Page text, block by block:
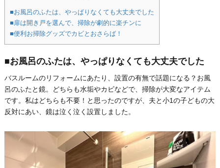
■お風呂のふたは、やっぱりなくても大丈夫でした
■扉は開き戸を選んで、掃除が劇的に楽チンに
■便利お掃除グッズでカビとおさらば！
■お風呂のふたは、やっぱりなくても大丈夫でした
バスルームのリフォームにあたり、設置の有無で話題になる？お風
呂のふたと鏡。どちらも水垢やカビなどで、掃除が大変なアイテム
です。私はどちらも不要！と思ったのですが、夫と小1の子どもの大
反対にあい、鏡は泣く泣く設置しました。